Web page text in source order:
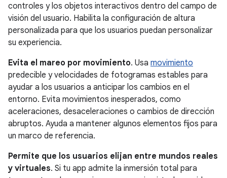
controles y los objetos interactivos dentro del campo de
visión del usuario. Habilita la configuración de altura
personalizada para que los usuarios puedan personalizar
su experiencia.
Evita el mareo por movimiento. Usa movimiento
predecible y velocidades de fotogramas estables para
ayudar a los usuarios a anticipar los cambios en el
entorno. Evita movimientos inesperados, como
aceleraciones, desaceleraciones o cambios de dirección
abruptos. Ayuda a mantener algunos elementos fijos para
un marco de referencia.
Permite que los usuarios elijan entre mundos reales
y virtuales. Si tu app admite la inmersión total para